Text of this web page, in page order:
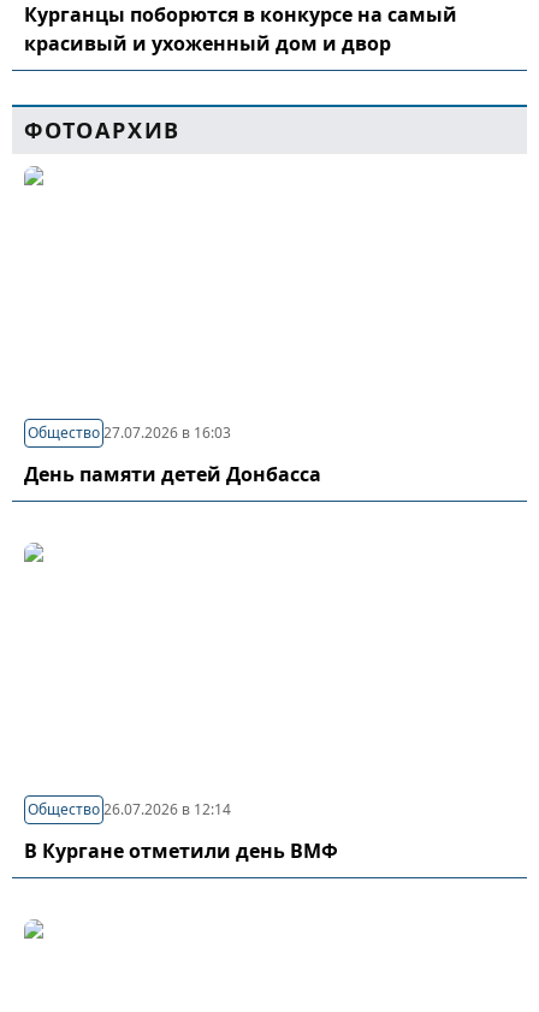
Курганцы поборются в конкурсе на самый
красивый и ухоженный дом и двор
ФОТОАРХИВ
Общество27.07.2026 в 16:03
День памяти детей Донбасса
Общество26.07.2026 в 12:14
В Кургане отметили день ВМФ